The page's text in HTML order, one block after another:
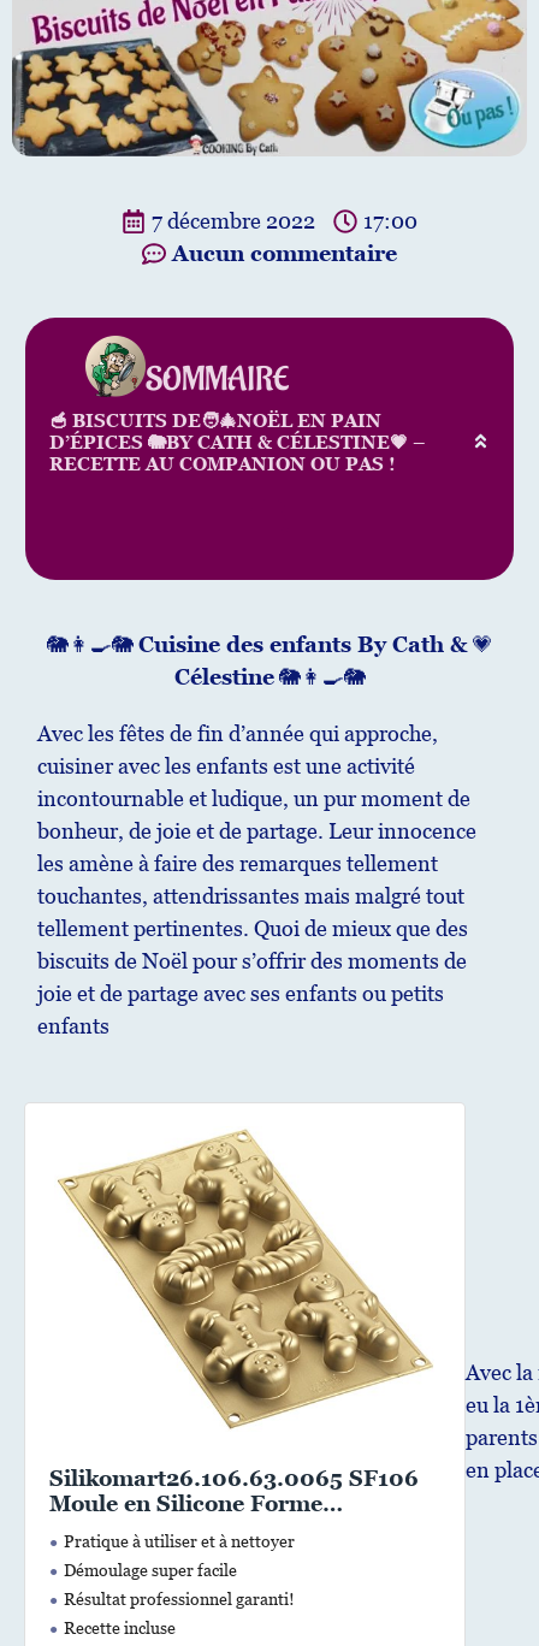
7 décembre 2022
17:00
Aucun commentaire
SOMMAIRE
🥣 BISCUITS DE🧑‍🎄NOËL EN PAIN
D’ÉPICES 🐘BY CATH & CÉLESTINE💗 –
RECETTE AU COMPANION OU PAS !
🐘👩‍🍳🐘Cuisine des enfants By Cath &💗
Célestine🐘👩‍🍳🐘
Avec les fêtes de fin d’année qui approche,
cuisiner avec les enfants est une activité
incontournable et ludique, un pur moment de
bonheur, de joie et de partage. Leur innocence
les amène à faire des remarques tellement
touchantes, attendrissantes mais malgré tout
tellement pertinentes. Quoi de mieux que des
biscuits de Noël pour s’offrir des moments de
joie et de partage avec ses enfants ou petits
enfants
Silikomart26.106.63.0065 SF106
Moule en Silicone Forme
Bonhomme Pain d’Epices, Autre, Or
Pratique à utiliser et à nettoyer
Démoulage super facile
Résultat professionnel garanti!
Recette incluse
Avec
eu la
en